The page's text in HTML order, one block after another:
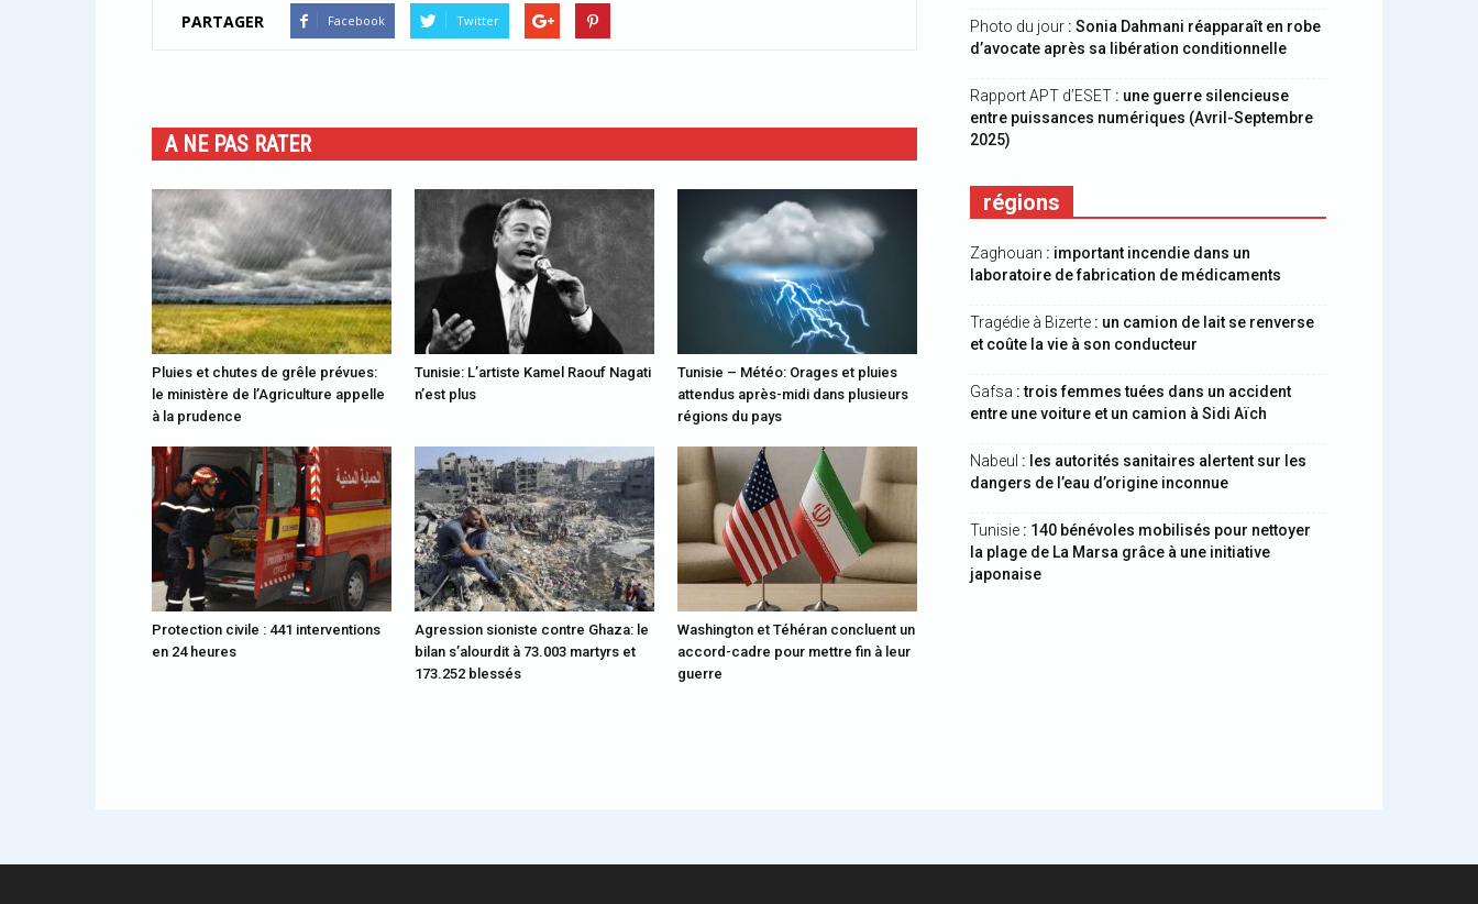
PARTAGER Facebook Twitter
A NE PAS RATER
Pluies et chutes de grêle prévues:
le ministère de l’Agriculture appelle
à la prudence
Tunisie: L’artiste Kamel Raouf Nagati
n’est plus
Tunisie – Météo: Orages et pluies
attendus après-midi dans plusieurs
régions du pays
Protection civile : 441 interventions
en 24 heures
Agression sioniste contre Ghaza: le
bilan s’alourdit à 73.003 martyrs et
173.252 blessés
Washington et Téhéran concluent un
accord-cadre pour mettre fin à leur
guerre
Photo du jour : Sonia Dahmani réapparaît en robe
d’avocate après sa libération conditionnelle
Rapport APT d’ESET : une guerre silencieuse
entre puissances numériques (Avril-Septembre
2025)
régions
Zaghouan : important incendie dans un
laboratoire de fabrication de médicaments
Tragédie à Bizerte : un camion de lait se renverse
et coûte la vie à son conducteur
Gafsa : trois femmes tuées dans un accident
entre une voiture et un camion à Sidi Aïch
Nabeul : les autorités sanitaires alertent sur les
dangers de l’eau d’origine inconnue
Tunisie : 140 bénévoles mobilisés pour nettoyer
la plage de La Marsa grâce à une initiative
japonaise